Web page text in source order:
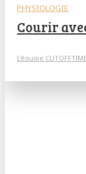
PHYSIOLOGIE
Courir
L'équipe